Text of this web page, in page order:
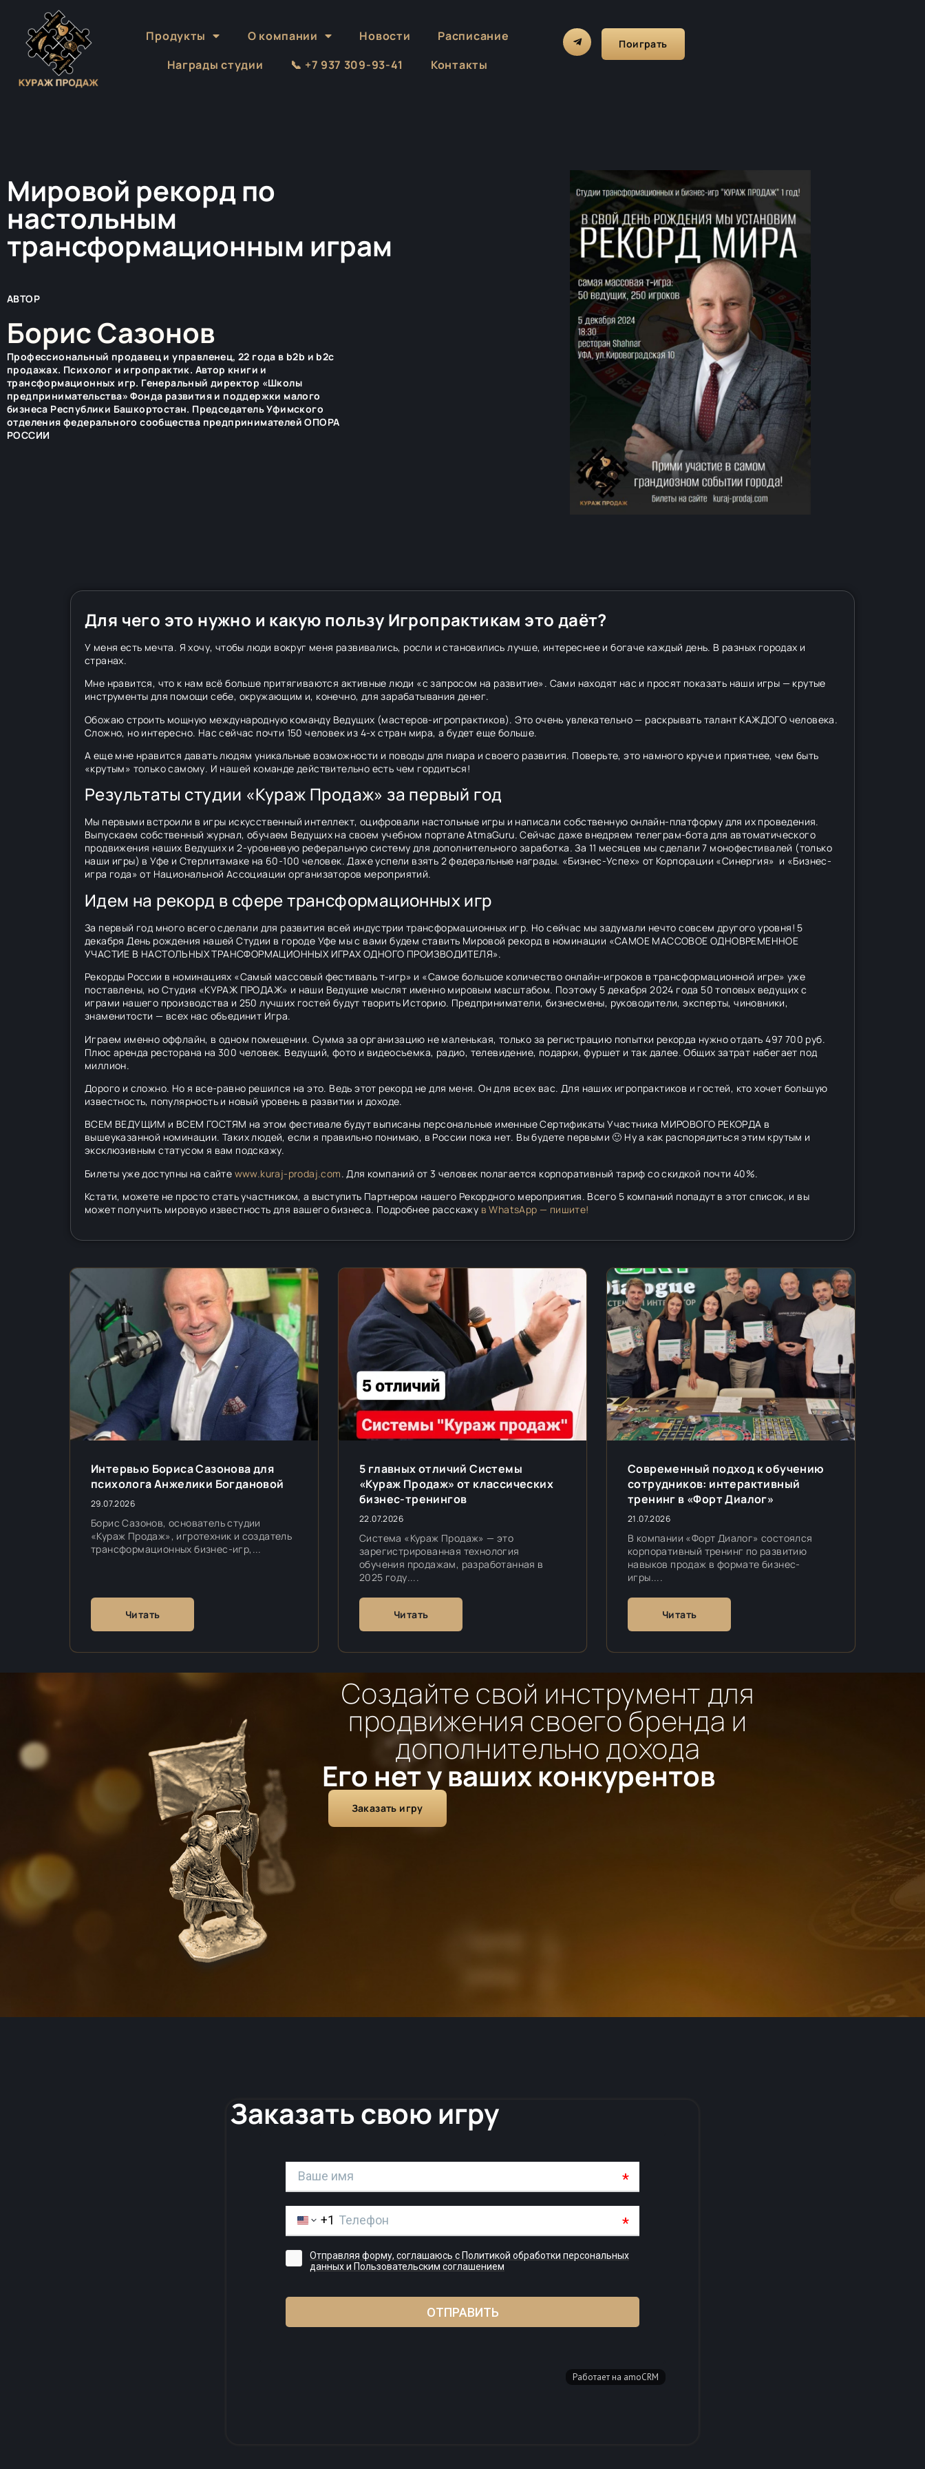
Продукты О компании Новости
Расписание
Награды студии
📞 +7 937 309-93-41 Контакты
Поиграть
Мировой рекорд по
настольным
трансформационным играм
АВТОР
Борис Сазонов
Профессиональный продавец и управленец, 22 года в b2b и b2c
продажах. Психолог и игропрактик. Автор книги и
трансформационных игр. Генеральный директор «Школы
предпринимательства» Фонда развития и поддержки малого
бизнеса Республики Башкортостан. Председатель Уфимского
отделения федерального сообщества предпринимателей ОПОРА
РОССИИ
Для чего это нужно и какую пользу Игропрактикам это даёт?
У меня есть мечта. Я хочу, чтобы люди вокруг меня развивались, росли и становились лучше, интереснее и богаче каждый день. В разных городах и
странах.
Мне нравится, что к нам всё больше притягиваются активные люди «с запросом на развитие». Сами находят нас и просят показать наши игры — крутые
инструменты для помощи себе, окружающим и, конечно, для зарабатывания денег.
Обожаю строить мощную международную команду Ведущих (мастеров-игропрактиков). Это очень увлекательно — раскрывать талант КАЖДОГО человека.
Сложно, но интересно. Нас сейчас почти 150 человек из 4-х стран мира, а будет еще больше.
А еще мне нравится давать людям уникальные возможности и поводы для пиара и своего развития. Поверьте, это намного круче и приятнее, чем быть
«крутым» только самому. И нашей команде действительно есть чем гордиться!
Результаты студии «Кураж Продаж» за первый год
Мы первыми встроили в игры искусственный интеллект, оцифровали настольные игры и написали собственную онлайн-платформу для их проведения.
Выпускаем собственный журнал, обучаем Ведущих на своем учебном портале AtmaGuru. Сейчас даже внедряем телеграм-бота для автоматического
продвижения наших Ведущих и 2-уровневую реферальную систему для дополнительного заработка. За 11 месяцев мы сделали 7 монофестивалей (только
наши игры) в Уфе и Стерлитамаке на 60-100 человек. Даже успели взять 2 федеральные награды. «Бизнес-Успех» от Корпорации «Синергия» и «Бизнес-
игра года» от Национальной Ассоциации организаторов мероприятий.
Идем на рекорд в сфере трансформационных игр
За первый год много всего сделали для развития всей индустрии трансформационных игр. Но сейчас мы задумали нечто совсем другого уровня! 5
декабря День рождения нашей Студии в городе Уфе мы с вами будем ставить Мировой рекорд в номинации «САМОЕ МАССОВОЕ ОДНОВРЕМЕННОЕ
УЧАСТИЕ В НАСТОЛЬНЫХ ТРАНСФОРМАЦИОННЫХ ИГРАХ ОДНОГО ПРОИЗВОДИТЕЛЯ».
Рекорды России в номинациях «Самый массовый фестиваль т-игр» и «Самое большое количество онлайн-игроков в трансформационной игре» уже
поставлены, но Студия «КУРАЖ ПРОДАЖ» и наши Ведущие мыслят именно мировым масштабом. Поэтому 5 декабря 2024 года 50 топовых ведущих с
играми нашего производства и 250 лучших гостей будут творить Историю. Предприниматели, бизнесмены, руководители, эксперты, чиновники,
знаменитости — всех нас объединит Игра.
Играем именно оффлайн, в одном помещении. Сумма за организацию не маленькая, только за регистрацию попытки рекорда нужно отдать 497 700 руб.
Плюс аренда ресторана на 300 человек. Ведущий, фото и видеосъемка, радио, телевидение, подарки, фуршет и так далее. Общих затрат набегает под
миллион.
Дорого и сложно. Но я все-равно решился на это. Ведь этот рекорд не для меня. Он для всех вас. Для наших игропрактиков и гостей, кто хочет большую
известность, популярность и новый уровень в развитии и доходе.
ВСЕМ ВЕДУЩИМ и ВСЕМ ГОСТЯМ на этом фестивале будут выписаны персональные именные Сертификаты Участника МИРОВОГО РЕКОРДА в
вышеуказанной номинации. Таких людей, если я правильно понимаю, в России пока нет. Вы будете первыми 🙂 Ну а как распорядиться этим крутым и
эксклюзивным статусом я вам подскажу.
Билеты уже доступны на сайте www.kuraj-prodaj.com. Для компаний от 3 человек полагается корпоративный тариф со скидкой почти 40%.
Кстати, можете не просто стать участником, а выступить Партнером нашего Рекордного мероприятия. Всего 5 компаний попадут в этот список, и вы
может получить мировую известность для вашего бизнеса. Подробнее расскажу в WhatsApp — пишите!
Интервью Бориса Сазонова для
психолога Анжелики Богдановой
29.07.2026
Борис Сазонов, основатель студии
«Кураж Продаж», игротехник и создатель
трансформационных бизнес-игр,...
Читать
5 главных отличий Системы
«Кураж Продаж» от классических
бизнес-тренингов
22.07.2026
Система «Кураж Продаж» — это
зарегистрированная технология
обучения продажам, разработанная в
2025 году....
Читать
Современный подход к обучению
сотрудников: интерактивный
тренинг в «Форт Диалог»
21.07.2026
В компании «Форт Диалог» состоялся
корпоративный тренинг по развитию
навыков продаж в формате бизнес-
игры....
Читать
Создайте свой инструмент для
продвижения своего бренда и
дополнительно дохода
Его нет у ваших конкурентов
Заказать игру
Заказать свою игру